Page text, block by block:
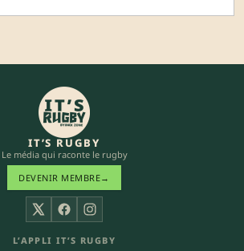
IT’S RUGBY
Le média qui raconte le rugby
DEVENIR MEMBRE→
X FacebookInstagram
L’APPLI IT’S RUGBY